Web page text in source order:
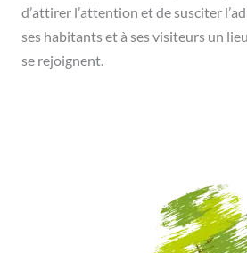
d’attirer l’attention et de susciter
ses habitants et à ses visiteurs un
se rejoignent.